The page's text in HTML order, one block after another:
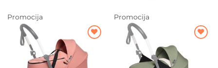
260,00 €.
Promocija
na listu
želja
Promocija